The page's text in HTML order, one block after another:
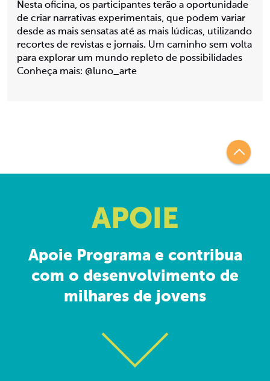
Nesta oficina, os participantes terão a oportunidade
de criar narrativas experimentais, que podem variar
desde as mais sensatas até as mais lúdicas, utilizando
recortes de revistas e jornais. Um caminho sem volta
para explorar um mundo repleto de possibilidades
Conheça mais: @luno_arte
APOIE
Apoie Programa e contribua
com o desenvolvimento de
milhares de jovens